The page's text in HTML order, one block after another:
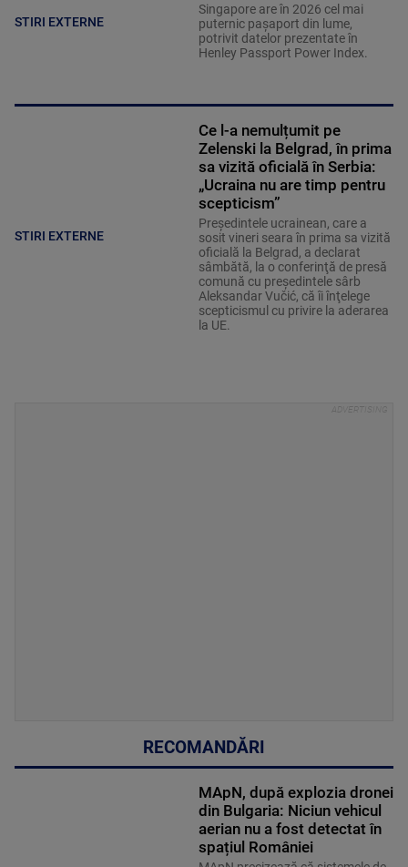
STIRI EXTERNE
Singapore are în 2026 cel mai
puternic pașaport din lume,
potrivit datelor prezentate în
Henley Passport Power Index.
STIRI EXTERNE
Ce l-a nemulțumit pe
Zelenski la Belgrad, în prima
sa vizită oficială în Serbia:
„Ucraina nu are timp pentru
scepticism”
Preşedintele ucrainean, care a
sosit vineri seara în prima sa vizită
oficială la Belgrad, a declarat
sâmbătă, la o conferinţă de presă
comună cu preşedintele sârb
Aleksandar Vučić, că îi înţelege
scepticismul cu privire la aderarea
la UE.
RECOMANDĂRI
MApN, după explozia dronei
din Bulgaria: Niciun vehicul
aerian nu a fost detectat în
spațiul României